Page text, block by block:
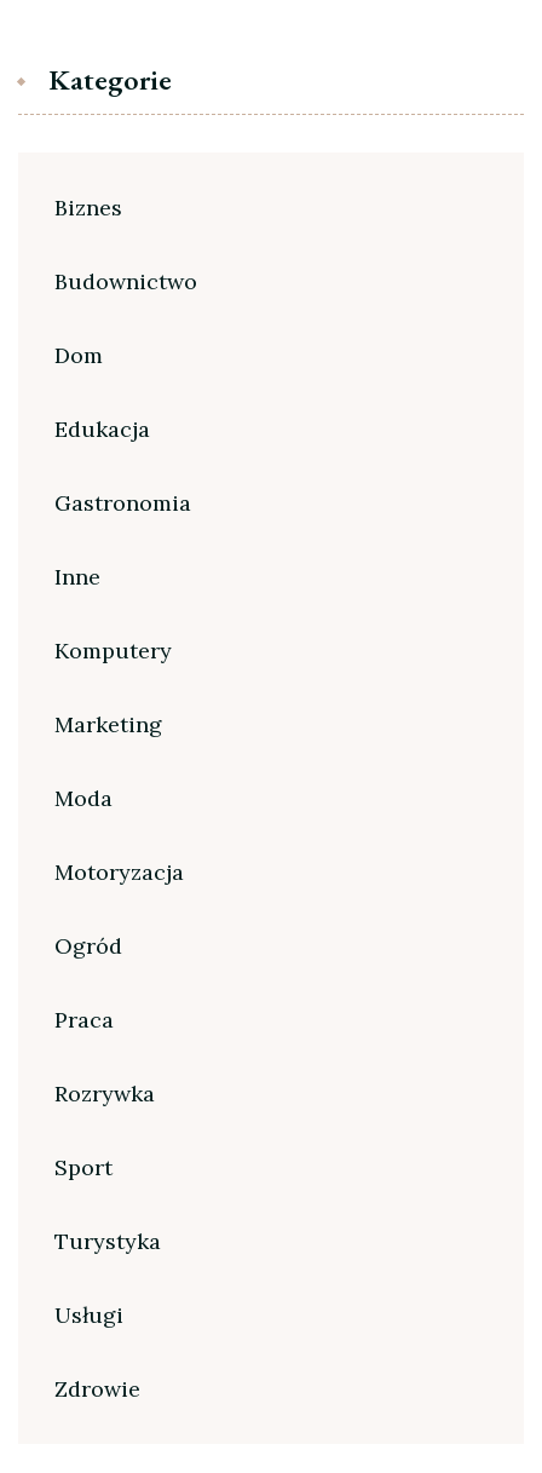
Kategorie
Biznes
Budownictwo
Dom
Edukacja
Gastronomia
Inne
Komputery
Marketing
Moda
Motoryzacja
Ogród
Praca
Rozrywka
Sport
Turystyka
Usługi
Zdrowie